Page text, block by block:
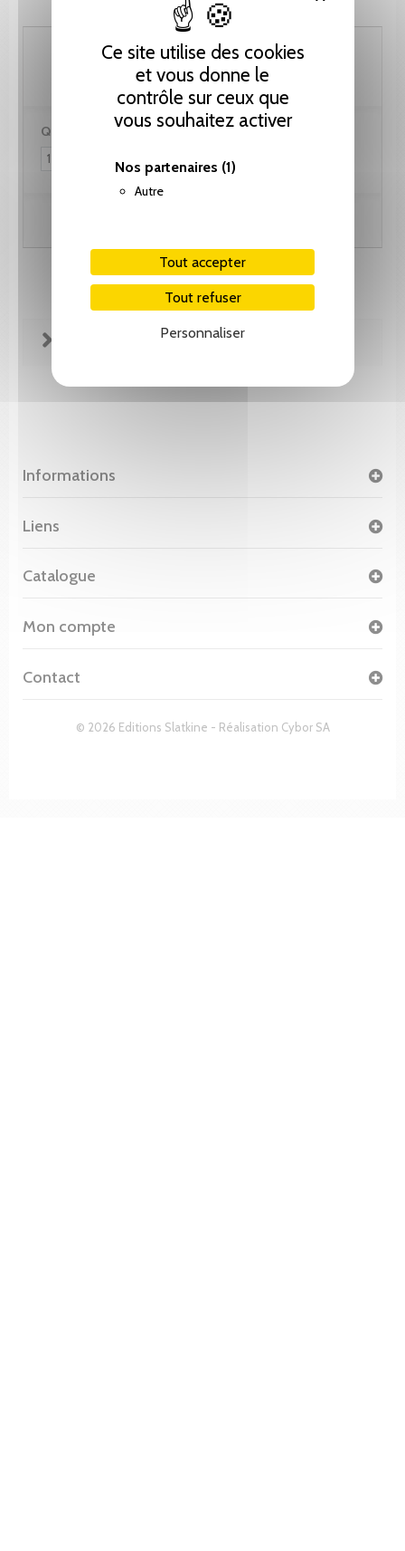
Ce site utilise des cookies
et vous donne le
contrôle sur ceux que
vous souhaitez activer
Nos partenaires (1)
Autre
Tout accepter
Tout refuser
Personnaliser
35.90 CHF
Quantité :
FICHE TECHNIQUE
Informations
© 2026 Editions Slatkine - Réalisation Cybor SA
Liens
Catalogue
Mon compte
Contact